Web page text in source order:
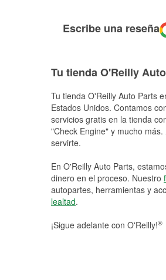
Escribe una reseña
Tu tienda O'Reilly
Tu tienda O'Reilly Auto Parts
Estados Unidos. Contamos
servicios gratis en la tienda
"Check Engine" y mucho
servirte.
En O'Reilly Auto Parts,
dinero en el proceso. Nuestro
autopartes, herramientas y
lealtad.
¡Sigue adelante con O'Reilly!®